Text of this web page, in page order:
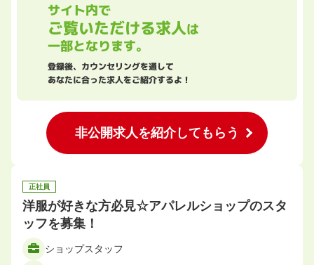
サイト内で
ご覧いただける求人は
一部となります。
登録後、カウンセリングを通して
あなたに合った求人をご紹介するよ！
非公開求人を紹介してもらう
正社員
洋服が好きな方必見☆アパレルショップのスタ
ッフを募集！
ショップスタッフ